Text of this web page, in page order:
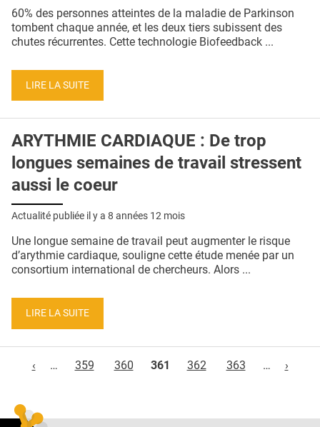
60% des personnes atteintes de la maladie de Parkinson
tombent chaque année, et les deux tiers subissent des
chutes récurrentes. Cette technologie Biofeedback ...
LIRE LA SUITE
ARYTHMIE CARDIAQUE : De trop
longues semaines de travail stressent
aussi le coeur
Actualité publiée il y a 8 années 12 mois
Une longue semaine de travail peut augmenter le risque
d’arythmie cardiaque, souligne cette étude menée par un
consortium international de chercheurs. Alors ...
LIRE LA SUITE
‹
… 359 360 361 362 363 … ›